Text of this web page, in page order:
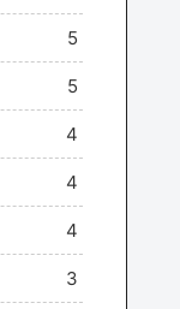
5
5
4
4
4
3